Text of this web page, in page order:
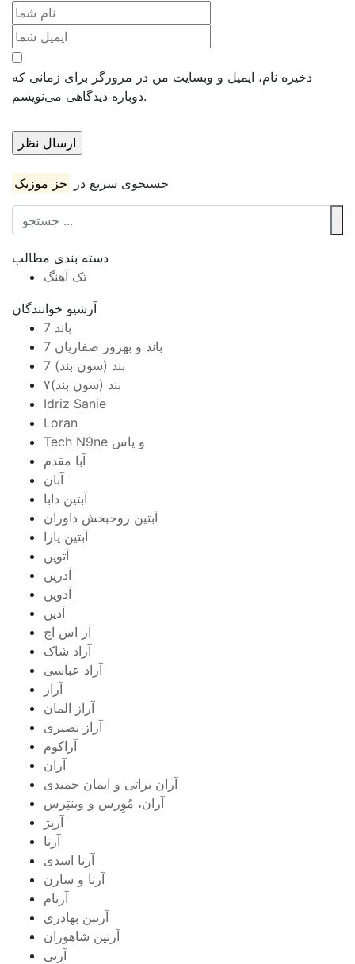
ذخیره نام، ایمیل و وبسایت من در مرورگر برای زمانی که
دوباره دیدگاهی می‌نویسم.
جستجوی سریع در جز موزیک
دسته بندی مطالب
تک آهنگ
آرشیو خوانندگان
7 باند
7 باند و بهروز صفاریان
7 بند (سون بند)
۷بند (سون بند)
Idriz Sanie
Loran
Tech N9ne و یاس
آبا مقدم
آبان
آبتین دابا
آبتین روحبخش داوران
آبتین یارا
آتوین
آدرین
آدوین
آدین
آر اس اچ
آراد شاک
آراد عباسی
آراز
آراز المان
آراز نصیری
آراکوم
آران
آران براتی و ایمان حمیدی
آران، مُوِرس و وینتِرس
آرپژ
آرتا
آرتا اسدی
آرتا و سارن
آرتام
آرتبن بهادری
آرتين شاهوران
آرتی